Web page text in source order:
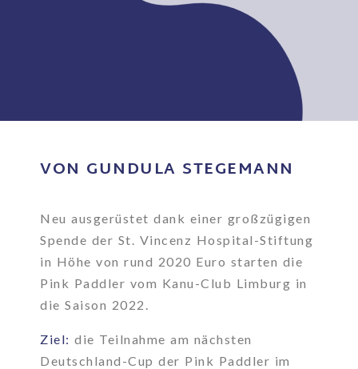
VON GUNDULA STEGEMANN
Neu ausgerüstet dank einer großzügigen
Spende der St. Vincenz Hospital-Stiftung
in Höhe von rund 2020 Euro starten die
Pink Paddler vom Kanu-Club Limburg in
die Saison 2022.
Ziel: die Teilnahme am nächsten
Deutschland-Cup der Pink Paddler im